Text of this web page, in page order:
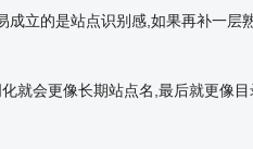
立的是站点识别感,如果再补一
就会更像长期站点名,最后就更像